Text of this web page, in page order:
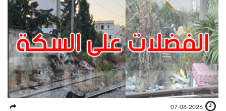
07-08-2026